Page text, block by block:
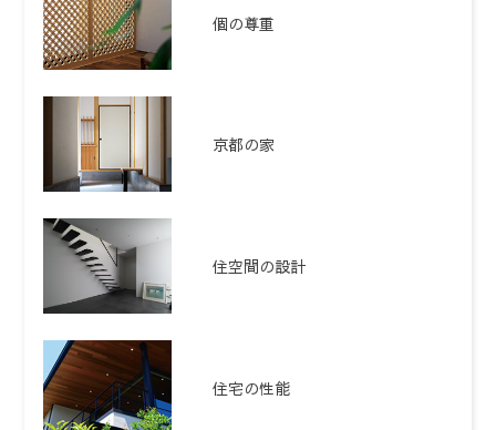
個の尊重
京都の家
住空間の設計
住宅の性能